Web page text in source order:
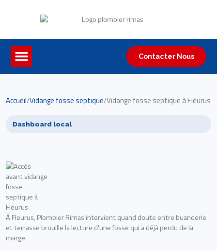
Contacter Nous
Accueil/Vidange fosse septique/Vidange fosse septique à Fleurus
Dashboard local
À Fleurus, Plombier Rimas intervient quand doute entre buanderie
et terrasse brouille la lecture d'une fosse qui a déjà perdu de la
marge.